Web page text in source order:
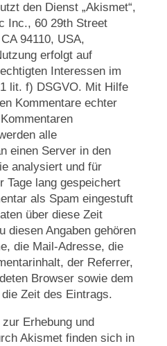
den Dienst „Akismet“,
Inc., 60 29th Street
94110, USA,
erfolgt auf
Interessen im
lit. f) DSGVO. Mit Hilfe
Kommentare echter
alle
einen Server in den
analysiert und für
Tage lang gespeichert
als Spam eingestuft
über diese Zeit
diesen Angaben gehören
die Mail-Adresse, die
der Referrer,
Browser sowie dem
Zeit des Eintrags.
Erhebung und
Akismet finden sich in